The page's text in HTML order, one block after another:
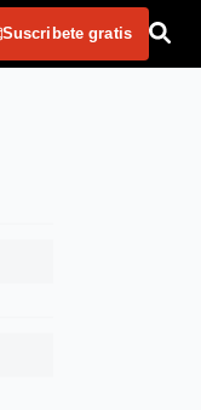
Suscribete gratis